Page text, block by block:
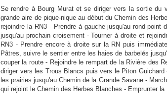
Se rendre à Bourg Murat et se diriger vers la sortie
grande aire de pique-nique au début du Chemin des
rejoindre la RN3 - Prendre à gauche jusqu'au rond-
jusqu'au prochain croisement - Tourner à droite et
RN3 - Prendre encore à droite sur la RN puis
Pâtres, suivre le sentier entre les haies de barbelés
couper la route - Rejoindre le rempart de la Rivière des
diriger vers les Trous Blancs puis vers le Piton
les prairies jusqu'au Chemin de la Grande Savane -
qui rejoint le Chemin des Herbes Blanches - Emprunter